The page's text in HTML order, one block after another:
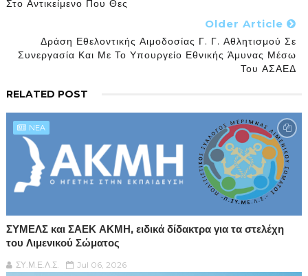
Στο Αντικείμενο Που Θες
Older Article
Δράση Εθελοντικής Αιμοδοσίας Γ. Γ. Αθλητισμού Σε
Συνεργασία Και Με Το Υπουργείο Εθνικής Άμυνας Μέσω
Του ΑΣΑΕΔ
RELATED POST
NEA
ΣΥΜΕΛΣ και ΣΑΕΚ ΑΚΜΗ, ειδικά δίδακτρα για τα στελέχη
του Λιμενικού Σώματος
ΣΥ.Μ.Ε.Λ.Σ. Jul 06, 2026